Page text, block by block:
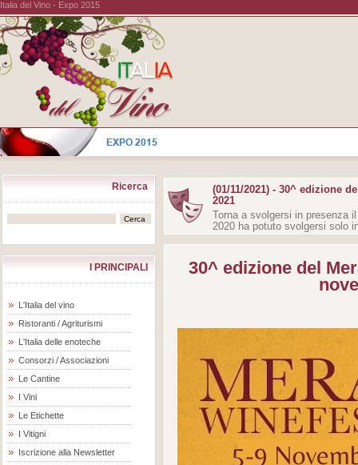
Italia del Vino - Expo 2015
Ricerca
I PRINCIPALI
L'Italia del vino
Ristoranti / Agriturismi
L'Italia delle enoteche
Consorzi / Associazioni
Le Cantine
I Vini
Le Etichette
I Vitigni
Iscrizione alla Newsletter
(01/11/2021) - 30^ edizione
2021
Torna a svolgersi in presenza
2020 ha potuto svolgersi solo
30^ edizione del